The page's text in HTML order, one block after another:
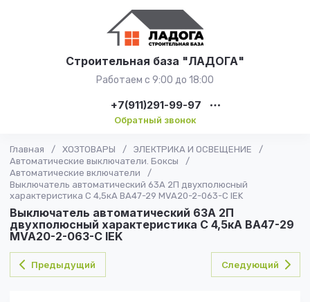
Строительная база "ЛАДОГА"
Работаем с 9:00 до 18:00
+7(911)291-99-97
Обратный звонок
Главная / ХОЗТОВАРЫ / ЭЛЕКТРИКА И ОСВЕЩЕНИЕ
/
Автоматические выключатели. Боксы
/
Автоматические включатели
/
Выключатель автоматический 63А 2П двухполюсный
характеристика C 4,5кА ВА47-29 MVA20-2-063-C IEK
Выключатель автоматический 63А 2П
двухполюсный характеристика C 4,5кА ВА47-29
MVA20-2-063-C IEK
Предыдущий Следующий